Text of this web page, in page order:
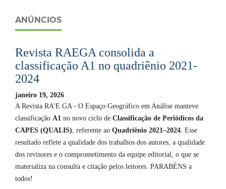
ANÚNCIOS
Revista RAEGA consolida a
classificação A1 no quadriênio 2021-
2024
janeiro 19, 2026
A Revista RA'E GA - O Espaço Geográfico em Análise manteve
classificação A1 no novo ciclo de Classificação de Periódicos da
CAPES (QUALIS), referente ao Quadriênio 2021–2024. Esse
resultado reflete a qualidade dos trabalhos dos autores, a qualidade
dos revisores e o comprometimento da equipe editorial, o que se
materializa na consulta e citação pelos leitores. PARABÉNS a
todos!